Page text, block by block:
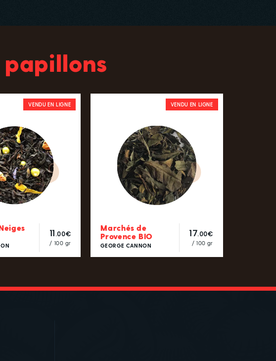
VENDU EN LIGNE
11.00€
/ 100 gr
VENDU EN LIGNE
Marchés de
Provence BIO
GEORGE CANNON
17.00€
/ 100 gr